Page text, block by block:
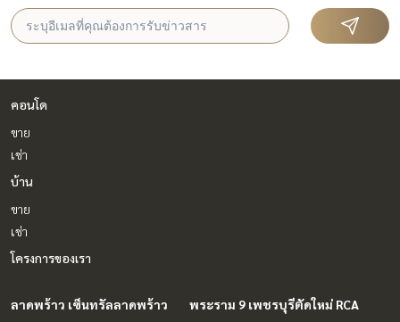
คอนโด
ขาย
เช่า
บ้าน
ขาย
เช่า
โครงการของเรา
ลาดพร้าว เซ็นทรัลลาดพร้าว
พระราม 9 เพชรบุรีตัดใหม่ RCA